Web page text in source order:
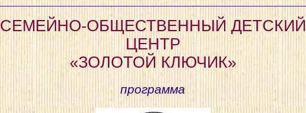
СЕМЕЙНО-ОБЩЕСТВЕННЫЙ ДЕТСКИЙ
ЦЕНТР
«ЗОЛОТОЙ КЛЮЧИК»
программа